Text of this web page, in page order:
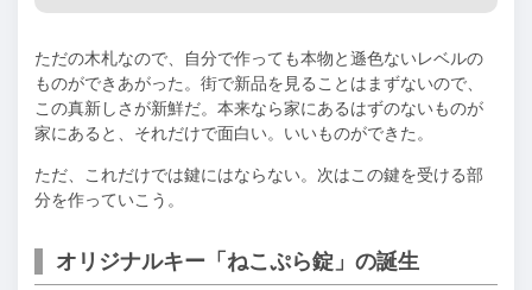
ただの⽊札なので、⾃分で作っても本物と遜⾊ないレベルの
ものができあがった。街で新品を⾒ることはまずないので、
この真新しさが新鮮だ。本来なら家にあるはずのないものが
家にあると、それだけで⾯⽩い。いいものができた。
ただ、これだけでは鍵にはならない。次はこの鍵を受ける部
分を作っていこう。
オリジナルキー「ねこぷら錠」の誕⽣